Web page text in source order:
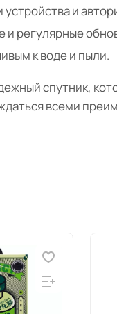
и
и регулярные
к воде и пыли.
спутник,
всеми